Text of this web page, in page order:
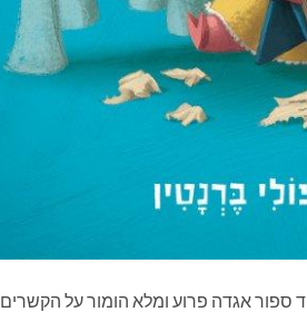
ספור אגדה פרוע ומלא הומור על הקשרים